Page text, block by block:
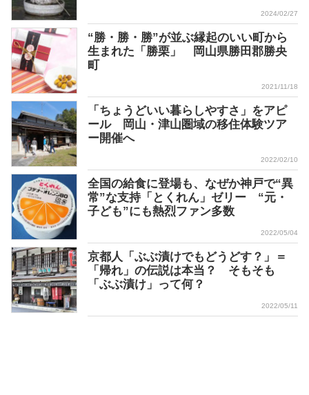
2024/02/27
“勝・勝・勝”が並ぶ縁起のいい町から
生まれた「勝栗」 岡山県勝田郡勝央
町
2021/11/18
「ちょうどいい暮らしやすさ」をアピ
ール 岡山・津山圏域の移住体験ツア
ー開催へ
2022/02/10
全国の給食に登場も、なぜか神戸で“異
常”な支持「とくれん」ゼリー “元・
子ども”にも熱烈ファン多数
2022/05/04
京都人「ぶぶ漬けでもどうどす？」＝
「帰れ」の伝説は本当？ そもそも
「ぶぶ漬け」って何？
2022/05/11